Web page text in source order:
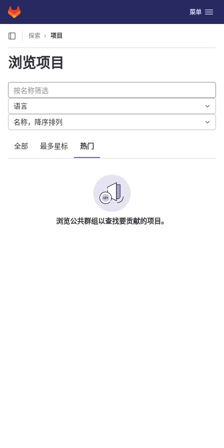
Skip to content
GitLab 切换导航
菜单
探索 项目
浏览项目
全部 最多星标 热门
语言
名称，降序排列
浏览公共群组以查找要贡献的项目。